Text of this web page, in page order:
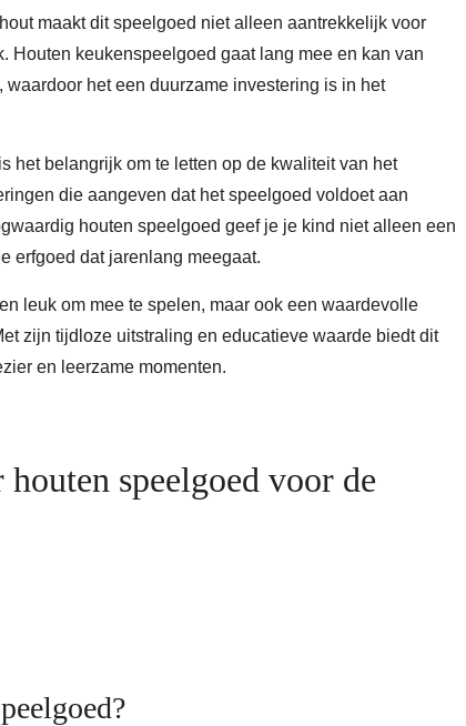
maakt dit speelgoed niet alleen aantrekkelijk voor
Houten keukenspeelgoed gaat lang mee en kan van
het een duurzame investering is in het
het belangrijk om te letten op de kwaliteit van het
die aangeven dat het speelgoed voldoet aan
houten speelgoed geef je je kind niet alleen een
erfgoed dat jarenlang meegaat.
leuk om mee te spelen, maar ook een waardevolle
zijn tijdloze uitstraling en educatieve waarde biedt dit
en leerzame momenten.
speelgoed voor de